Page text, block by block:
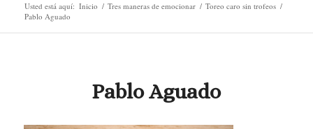
Usted está aquí: Inicio / Tres maneras de emocionar / Toreo caro sin trofeos /
Pablo Aguado
Pablo Aguado